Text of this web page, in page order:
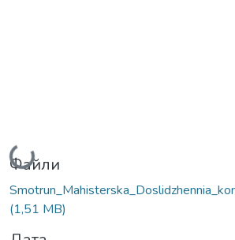
Вантажиться...
Файли
(1,51 MB)